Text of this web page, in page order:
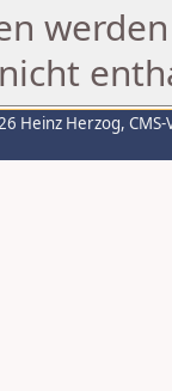
Heinz Herzog,